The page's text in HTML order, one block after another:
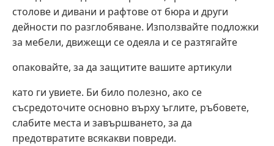
столове и дивани и рафтове от бюра и други
дейности по разглобяване. Използвайте подложки
за мебели, движещи се одеяла и се разтягайте
опаковайте, за да защитите вашите артикули
като ги увиете. Би било полезно, ако се
съсредоточите основно върху ъглите, ръбовете,
слабите места и завършването, за да
предотвратите всякакви повреди.